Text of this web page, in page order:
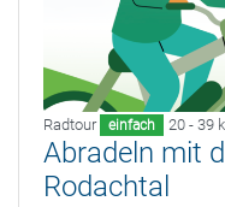
Radtour einfach 20 - 39
Abradeln mit
Rodachtal